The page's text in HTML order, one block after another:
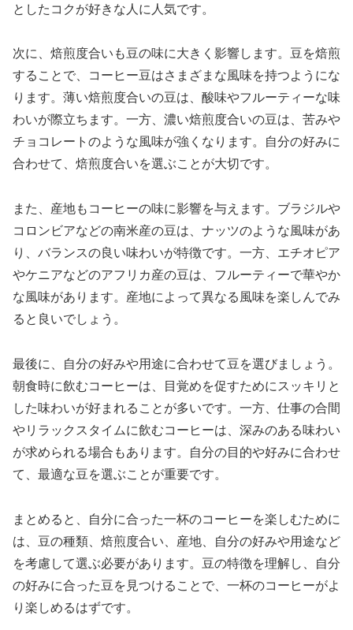
としたコクが好きな人に人気です。
次に、焙煎度合いも豆の味に大きく影響します。豆を焙煎
することで、コーヒー豆はさまざまな風味を持つようにな
ります。薄い焙煎度合いの豆は、酸味やフルーティーな味
わいが際立ちます。一方、濃い焙煎度合いの豆は、苦みや
チョコレートのような風味が強くなります。自分の好みに
合わせて、焙煎度合いを選ぶことが大切です。
また、産地もコーヒーの味に影響を与えます。ブラジルや
コロンビアなどの南米産の豆は、ナッツのような風味があ
り、バランスの良い味わいが特徴です。一方、エチオピア
やケニアなどのアフリカ産の豆は、フルーティーで華やか
な風味があります。産地によって異なる風味を楽しんでみ
ると良いでしょう。
最後に、自分の好みや用途に合わせて豆を選びましょう。
朝食時に飲むコーヒーは、目覚めを促すためにスッキリと
した味わいが好まれることが多いです。一方、仕事の合間
やリラックスタイムに飲むコーヒーは、深みのある味わい
が求められる場合もあります。自分の目的や好みに合わせ
て、最適な豆を選ぶことが重要です。
まとめると、自分に合った一杯のコーヒーを楽しむために
は、豆の種類、焙煎度合い、産地、自分の好みや用途など
を考慮して選ぶ必要があります。豆の特徴を理解し、自分
の好みに合った豆を見つけることで、一杯のコーヒーがよ
り楽しめるはずです。